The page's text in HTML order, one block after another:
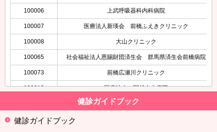
100006 上武呼吸器科内科病院
100007 医療法人新瑛会 前橋ふえきクリニック
100008 大山クリニック
100065 社会福祉法人恩賜財団済生会 群馬県済生会前橋病院
100073 前橋広瀬川クリニック
100012 医療法人 関越中央病院
医療法人真木会 真木病院
100016
健診ガイドブック
健診ガイドブック